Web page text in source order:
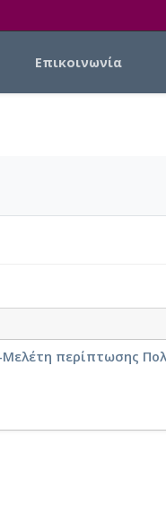
Επικοινωνία
περίπτωσης